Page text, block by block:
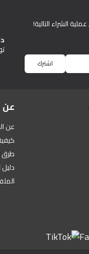
اشترك
عن
طرق